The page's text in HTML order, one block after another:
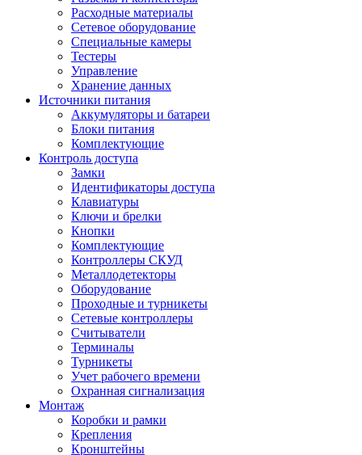
Расходные материалы
Сетевое оборудование
Специальные камеры
Тестеры
Управление
Хранение данных
Источники питания
Аккумуляторы и батареи
Блоки питания
Комплектующие
Контроль доступа
Замки
Идентификаторы доступа
Клавиатуры
Ключи и брелки
Кнопки
Комплектующие
Контроллеры СКУД
Металлодетекторы
Оборудование
Проходные и турникеты
Сетевые контроллеры
Считыватели
Терминалы
Турникеты
Учет рабочего времени
Охранная сигнализация
Монтаж
Коробки и рамки
Крепления
Кронштейны